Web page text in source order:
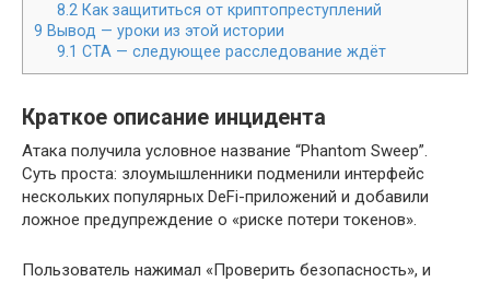
8.2 Как защититься от криптопреступлений
9 Вывод — уроки из этой истории
9.1 CTA — следующее расследование ждёт
Краткое описание инцидента
Атака получила условное название “Phantom Sweep”.
Суть проста: злоумышленники подменили интерфейс
нескольких популярных DeFi-приложений и добавили
ложное предупреждение о «риске потери токенов».
Пользователь нажимал «Проверить безопасность», и